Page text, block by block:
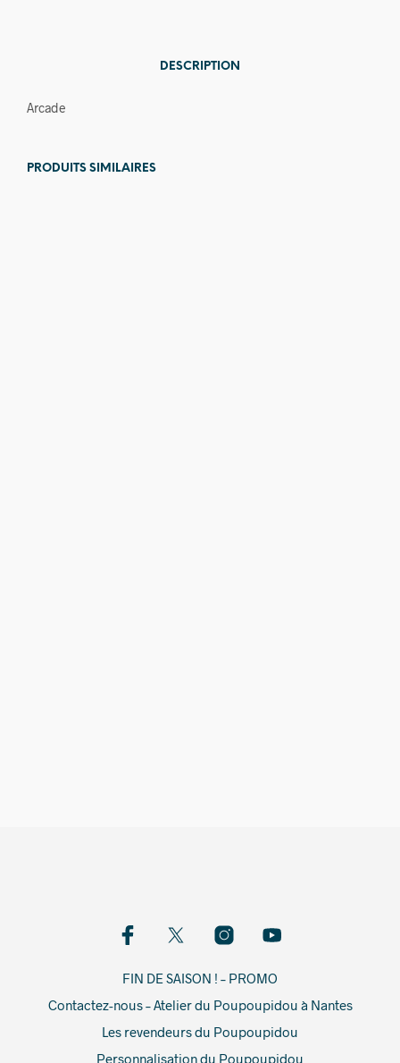
DESCRIPTION
Arcade
PRODUITS SIMILAIRES
FIN DE SAISON ! – PROMO
Contactez-nous – Atelier du Poupoupidou à Nantes
Les revendeurs du Poupoupidou
Personnalisation du Poupoupidou